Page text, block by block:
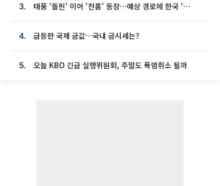
3. 태풍 '돌핀' 이어 '찬홈' 등장…예상 경로에 한국 '한숨'
4. 급등한 국제 금값…국내 금시세는?
5. 오늘 KBO 긴급 실행위원회, 주말도 폭염취소 될까